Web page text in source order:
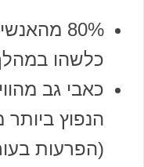
80%
כלשהו
כאבי גב
הנפוץ
(הפרעות